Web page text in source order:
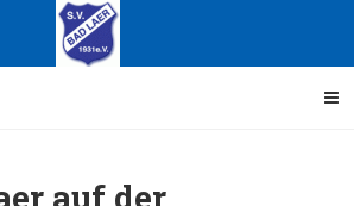
auf der